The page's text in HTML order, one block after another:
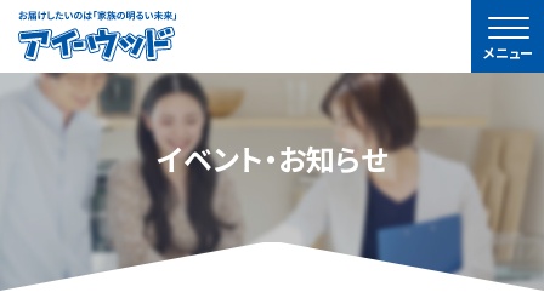
ア
イ-
ウ
メニュー
イベント・お知らせ